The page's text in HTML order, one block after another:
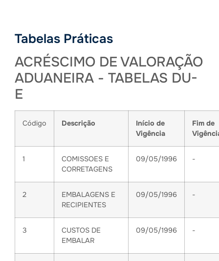
Tabelas Práticas
ACRÉSCIMO DE VALORAÇÃO
ADUANEIRA - TABELAS DU-
E
Código Descrição
Início de
Vigência
Fim de
1
COMISSOES E
CORRETAGENS
09/05/1996 -
2
EMBALAGENS E
RECIPIENTES
09/05/1996 -
3
CUSTOS DE
EMBALAR
09/05/1996 -